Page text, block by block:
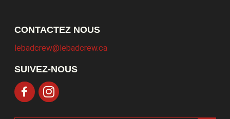
CONTACTEZ NOUS
lebadcrew@lebadcrew.ca
SUIVEZ-NOUS
Search Button